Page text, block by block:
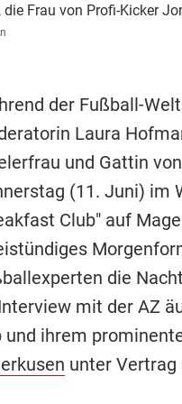
Frau von Profi-Kicker
der Fußball-
Laura
und Gattin
(11. Juni) im
Club" auf
die
mit der AZ
und ihrem
unter Vertrag